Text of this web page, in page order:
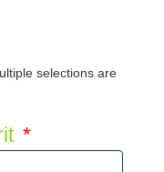
selections are